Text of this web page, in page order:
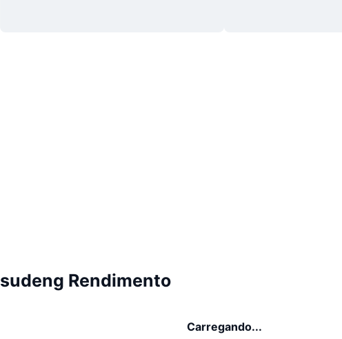
sudeng Rendimento
Carregando...